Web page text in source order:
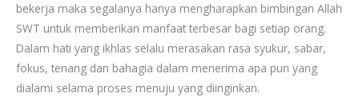
bekerja maka segalanya hanya mengharapkan bimbingan Allah
SWT untuk memberikan manfaat terbesar bagi setiap orang.
Dalam hati yang ikhlas selalu merasakan rasa syukur, sabar,
fokus, tenang dan bahagia dalam menerima apa pun yang
dialami selama proses menuju yang diinginkan.